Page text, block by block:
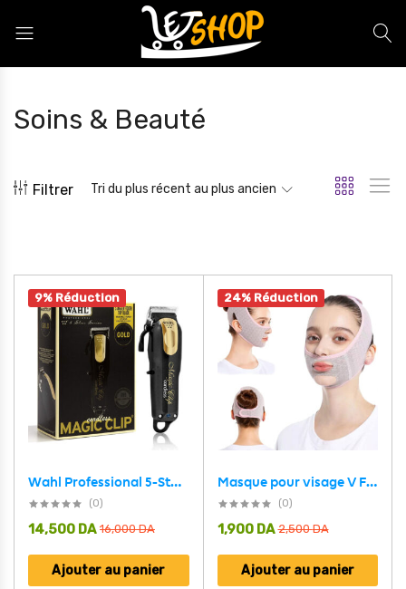
Soins & Beauté
Filtrer Tri du plus récent au plus ancien
9% Réduction
Wahl Professional 5-Star Series Tondeuse magique sans fil Noir et Doré – آلة حلاقة لاسلكية للرجال
(0)
16,000DA
14,500 DA
Ajouter au panier
24% Réduction
Masque pour visage V Face avec ceinture liftante A929 – قناع شد الوجه للنساء
(0)
2,500DA
1,900 DA
Ajouter au panier